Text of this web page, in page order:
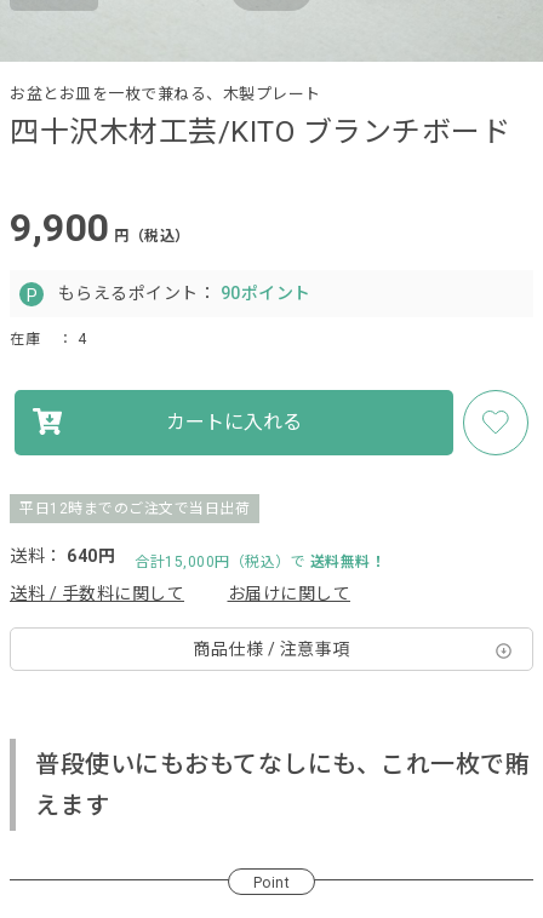
四十沢木材工芸/KITO ブランチボード
お盆とお皿を一枚で兼ねる、木製プレート
9,900 円（税込）
もらえるポイント： 90ポイント
在庫 ： 4
カートに入れる
平日12時までのご注文で当日出荷
送料： 640円 合計15,000円（税込）で 送料無料！
送料 / 手数料に関して お届けに関して
商品仕様 / 注意事項
普段使いにもおもてなしにも、これ一枚で賄
えます
Point